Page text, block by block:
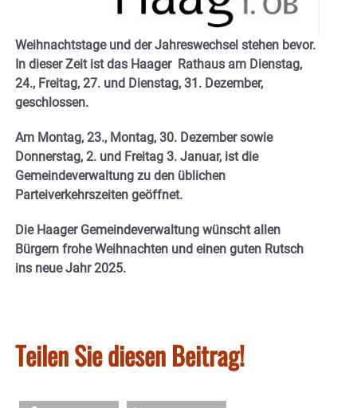
Weihnachtstage und der Jahreswechsel stehen bevor.
In dieser Zeit ist das Haager Rathaus am Dienstag,
24., Freitag, 27. und Dienstag, 31. Dezember,
geschlossen.
Am Montag, 23., Montag, 30. Dezember sowie
Donnerstag, 2. und Freitag 3. Januar, ist die
Gemeindeverwaltung zu den üblichen
Parteiverkehrszeiten geöffnet.
Die Haager Gemeindeverwaltung wünscht allen
Bürgern frohe Weihnachten und einen guten Rutsch
ins neue Jahr 2025.
Teilen Sie diesen Beitrag!